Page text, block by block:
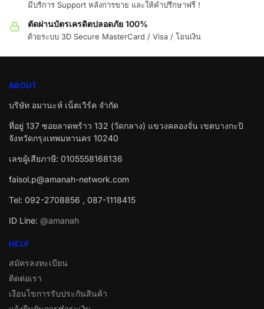
มีบริการ Support หลังการขาย และให้คำปรึกษาฟรี !
ตัดผ่านบัตรเครดิตปลอดภัย 100%
ด้วยระบบ 3D Secure MasterCard / Visa / โอนเงิน
ABOUT
บริษัท อมานะห์ เน็ตเวิร์ค จำกัด
ที่อยู่ 137 ซอยลาดพร้าว 132 (วัดกลาง) แขวงคลองจั่น เขตบางกะปิ
จังหวัดกรุงเทพมหานคร 10240
เลขผู้เสียภาษี: 0105558168136
faisol.p@amanah-network.com
Tel: 092-2708856 , 087-1118415
ID Line: @amanah
HELP
สมัครลงทะเบียน
ติดต่อเรา
เงือนไขการรับประกันสินค้า